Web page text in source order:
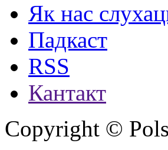
Як нас
Падкаст
RSS
Кантакт
Copyright ©